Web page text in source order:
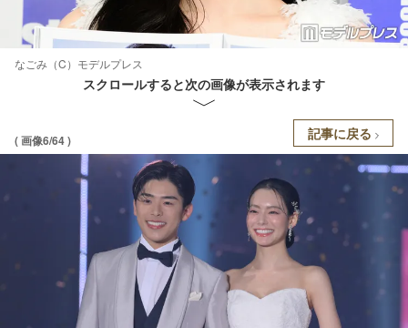
なごみ（C）モデルプレス
スクロールすると次の画像が表示されます
( 画像6/64 ) 記事に戻る